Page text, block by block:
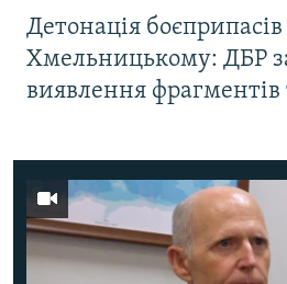
Детонація боєприпасів
Хмельницькому: ДБР
виявлення фрагментів